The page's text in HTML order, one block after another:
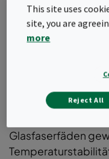
Termikfil
Schwebstofffilter
hohen
Glasfaserfäden
This site uses
site, you are
more
Reject All